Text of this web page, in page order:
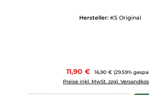
Hersteller: KS Original
Verkaufspreis:
11,90 € Regulärer Preis:
16,90 € (29.59%
Preise inkl. MwSt. zzgl.